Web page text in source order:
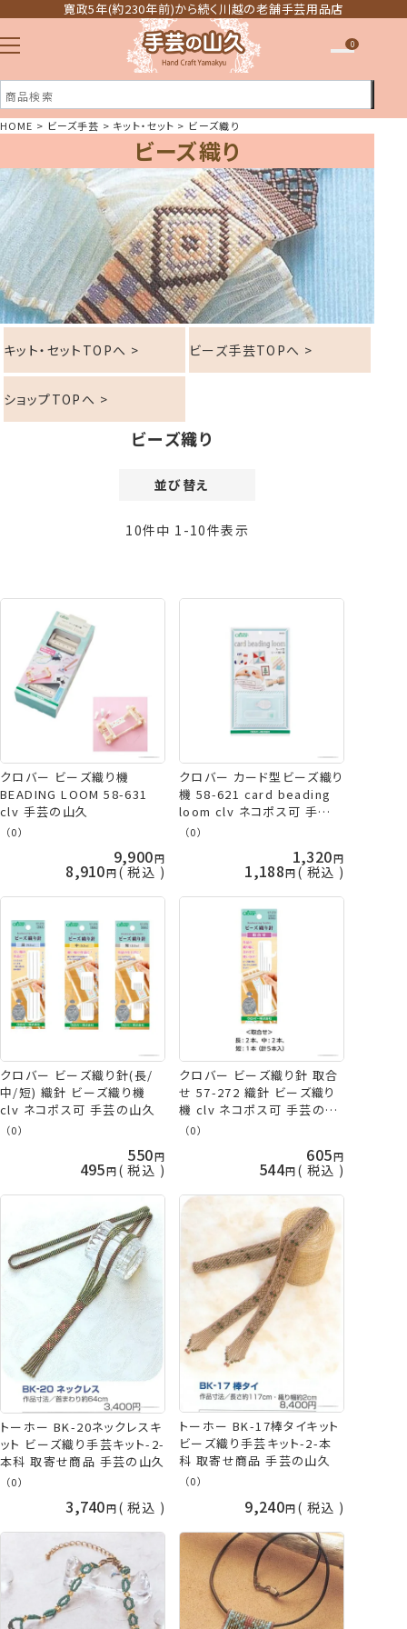
寛政5年(約230年前)から続く川越の老舗手芸用品店
注文履歴
ほしい物リスト
0
HOME ビーズ手芸 キット・セット ビーズ織り
ビーズ織り
キット・セットTOPへ > ビーズ手芸TOPへ >
ショップTOPへ >
ビーズ織り
並び替え
価格が高い順
おすすめ順
10件中 1 -10件表示
クロバー ビーズ織り機
BEADING LOOM 58-631
clv 手芸の山久
（0）
9,900
8,910 税込
クロバー カード型ビーズ織り
機 58-621 card beading
loom clv ネコポス可 手芸
の山久
（0）
1,320
1,188 税込
クロバー ビーズ織り針(長/
中/短) 織針 ビーズ織り機
clv ネコポス可 手芸の山久
（0）
550
495 税込
クロバー ビーズ織り針 取合
せ 57-272 織針 ビーズ織り
機 clv ネコポス可 手芸の山
久
（0）
605
544 税込
トーホー BK-20ネックレスキ
ット ビーズ織り手芸キット-2-
本科 取寄せ商品 手芸の山久
（0）
3,740 税込
トーホー BK-17棒タイキット
ビーズ織り手芸キット-2-本
科 取寄せ商品 手芸の山久
（0）
9,240 税込